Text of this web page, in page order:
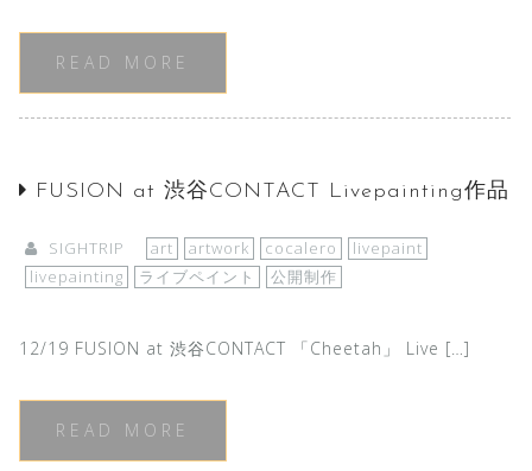
READ MORE
FUSION at 渋谷CONTACT Livepainting作品
SIGHTRIP art artwork cocalero
livepaint
livepainting
ライブペイント 公開制作
12/19 FUSION at 渋谷CONTACT 「Cheetah」 Live […]
READ MORE